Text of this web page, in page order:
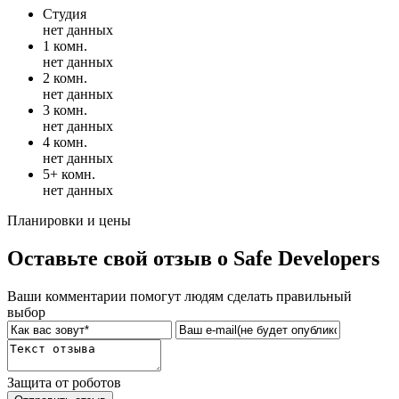
Студия
нет данных
1 комн.
нет данных
2 комн.
нет данных
3 комн.
нет данных
4 комн.
нет данных
5+ комн.
нет данных
Планировки и цены
Оставьте свой отзыв о Safe Developers
Ваши комментарии помогут людям сделать правильный
выбор
Защита от роботов